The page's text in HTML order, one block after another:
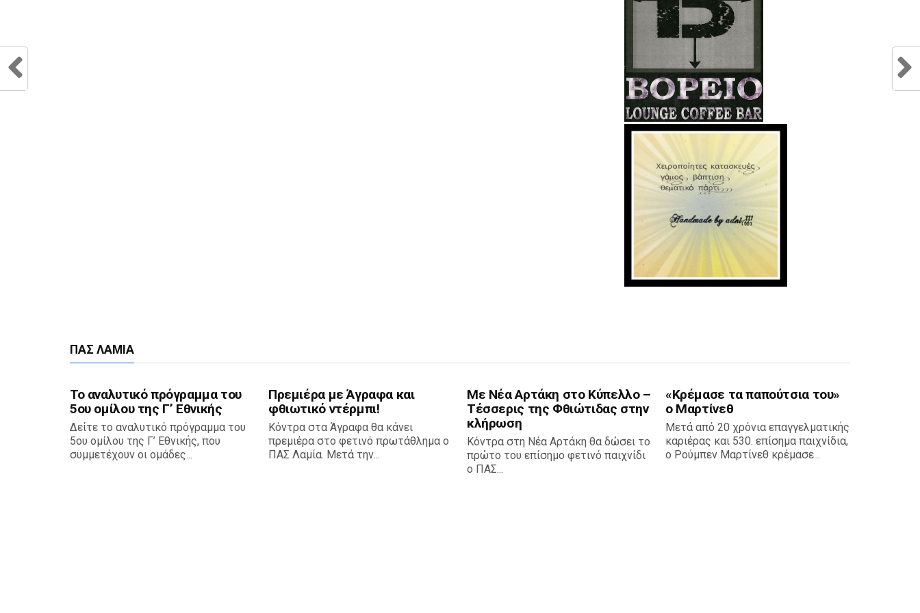
ΠΑΣ ΛΑΜΊΑ
Το αναλυτικό πρόγραμμα του
5ου ομίλου της Γ’ Εθνικής
Δείτε το αναλυτικό πρόγραμμα του
5ου ομίλου της Γ’ Εθνικής, που
συμμετέχουν οι ομάδες...
Πρεμιέρα με Άγραφα και
φθιωτικό ντέρμπι!
Κόντρα στα Άγραφα θα κάνει
πρεμιέρα στο φετινό πρωτάθλημα ο
ΠΑΣ Λαμία. Μετά την...
Με Νέα Αρτάκη στο Κύπελλο –
Τέσσερις της Φθιώτιδας στην
κλήρωση
Κόντρα στη Νέα Αρτάκη θα δώσει το
πρώτο του επίσημο φετινό παιχνίδι
ο ΠΑΣ...
«Κρέμασε τα παπούτσια του»
ο Μαρτίνεθ
Μετά από 20 χρόνια επαγγελματικής
καριέρας και 530. επίσημα παιχνίδια,
ο Ρούμπεν Μαρτίνεθ κρέμασε...